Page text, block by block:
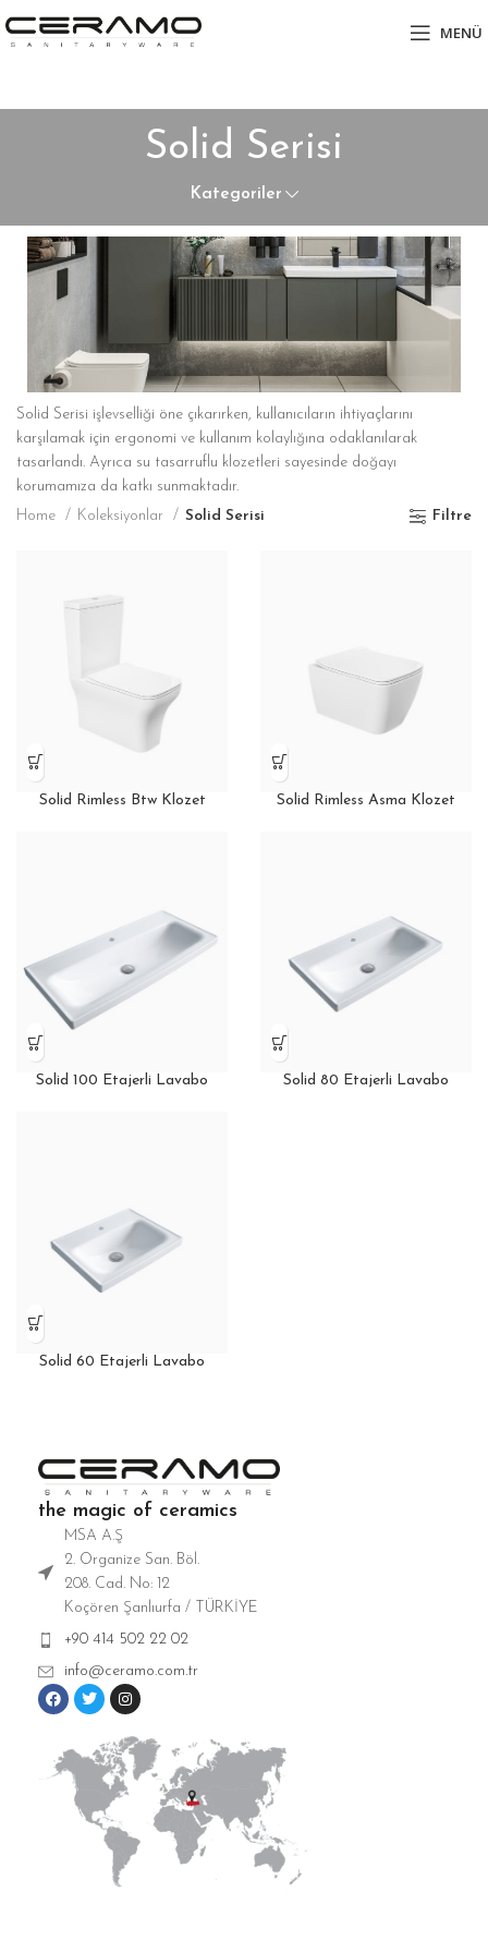
MENÜ
Solid Serisi
Kategoriler
Solid Serisi işlevselliği öne çıkarırken, kullanıcıların ihtiyaçlarını
karşılamak için ergonomi ve kullanım kolaylığına odaklanılarak
tasarlandı. Ayrıca su tasarruflu klozetleri sayesinde doğayı
korumamıza da katkı sunmaktadır.
Home
Koleksiyonlar Solid Serisi Filtre
Solid Rimless Btw Klozet Solid Rimless Asma Klozet
Solid 100 Etajerli Lavabo Solid 80 Etajerli Lavabo
Solid 60 Etajerli Lavabo
the magic of ceramics
MSA A.Ş
2. Organize San. Böl.
208. Cad. No: 12
Koçören Şanlıurfa / TÜRKİYE
+90 414 502 22 02
info@ceramo.com.tr